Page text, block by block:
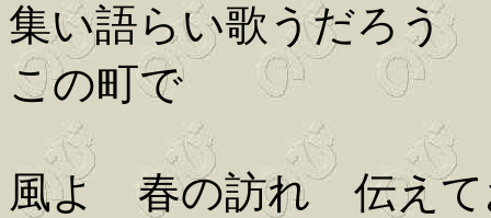
集い語らい歌うだろう
この町で
風よ 春の訪れ 伝えて